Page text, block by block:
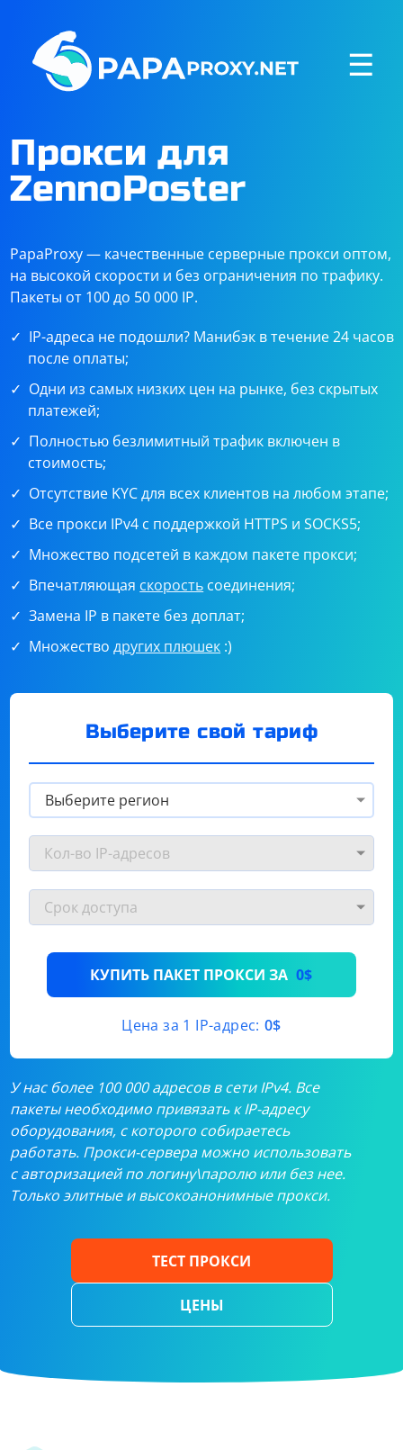
☰
Прокси для
ZennoPoster
PapaProxy — качественные серверные прокси оптом,
на высокой скорости и без ограничения по трафику.
Пакеты от 100 до 50 000 IP.
IP-адреса не подошли? Манибэк в течение 24 часов
после оплаты;
Одни из самых низких цен на рынке, без скрытых
платежей;
Полностью безлимитный трафик включен в
стоимость;
Отсутствие KYC для всех клиентов на любом этапе;
Все прокси IPv4 с поддержкой HTTPS и SOCKS5;
Множество подсетей в каждом пакете прокси;
Впечатляющая скорость соединения;
Замена IP в пакете без доплат;
Множестводругих плюшек :)
Выберите свой тариф
КУПИТЬ ПАКЕТ ПРОКСИ ЗА 0$
Цена за 1 IP-адрес: 0$
У нас более 100 000 адресов в сети IPv4. Все
пакеты необходимо привязать к IP-адресу
оборудования, с которого собираетесь
работать. Прокси-сервера можно использовать
с авторизацией по логину\паролю или без нее.
Только элитные и высокоанонимные прокси.
ТЕСТ ПРОКСИ
ЦЕНЫ